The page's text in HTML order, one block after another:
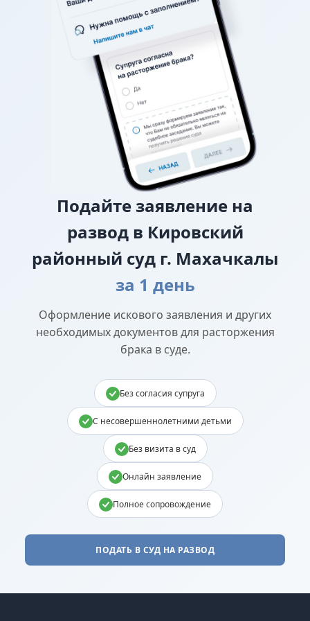
уплате алиментов, заверенного у нотариуса, то
требование о взыскании алиментов заявляется в
исковом заявлении о разводе.
О лишении или ограничении родительских
Подайте заявление на
развод в Кировский
районный суд г. Махачкалы
за 1 день
Оформление искового заявления и других
необходимых документов для расторжения
брака в суде.
Без согласия супруга
С несовершеннолетними детьми
Без визита в суд
Онлайн заявление
Полное сопровождение
ПОДАТЬ В СУД НА РАЗВОД